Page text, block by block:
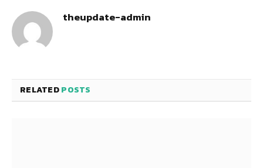
theupdate-admin
RELATEDPOSTS